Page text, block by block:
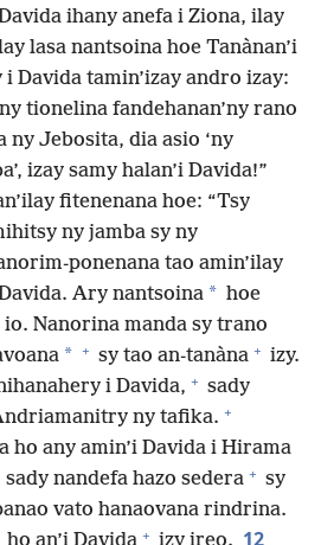
ihany anefa i Ziona, ilay
lasa nantsoina hoe Tanànan’i
Davida tamin’izay andro izay:
tionelina fandehanan’ny rano
ny Jebosita, dia asio ‘ny
izay samy halan’i Davida!”
fitenenana hoe: “Tsy
ny jamba sy ny
ponenana tao amin’ilay
Ary nantsoina * hoe
io. Nanorina manda sy trano
* + sy tao an-tanàna + izy.
i Davida, + sady
ny tafika. +
ho any amin’i Davida i Hirama
nandefa hazo sedera + sy
vato hanaovana rindrina.
+ 12